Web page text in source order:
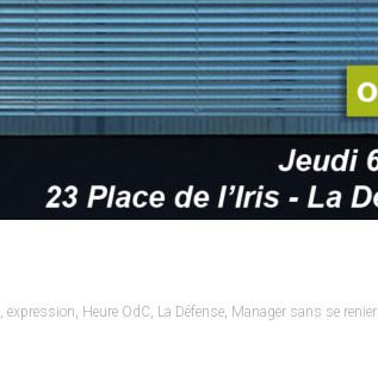
, expression, Heure OdC, La Défense, Manager sans se renier